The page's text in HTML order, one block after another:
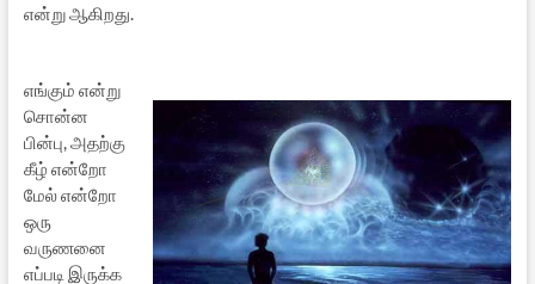
என்று ஆகிறது.
எங்கும் என்று
சொன்ன
பின்பு, அதற்கு
கீழ் என்றோ
மேல் என்றோ
ஒரு
வருணனை
எப்படி இருக்க